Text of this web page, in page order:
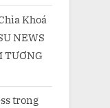
Khoá
NEWS
TƯƠNG
trong